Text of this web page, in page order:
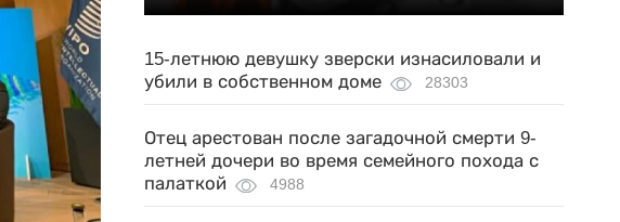
15-летнюю девушку зверски изнасиловали и
убили в собственном доме
28303
Отец арестован после загадочной смерти 9-
летней дочери во время семейного похода с
палаткой
4988